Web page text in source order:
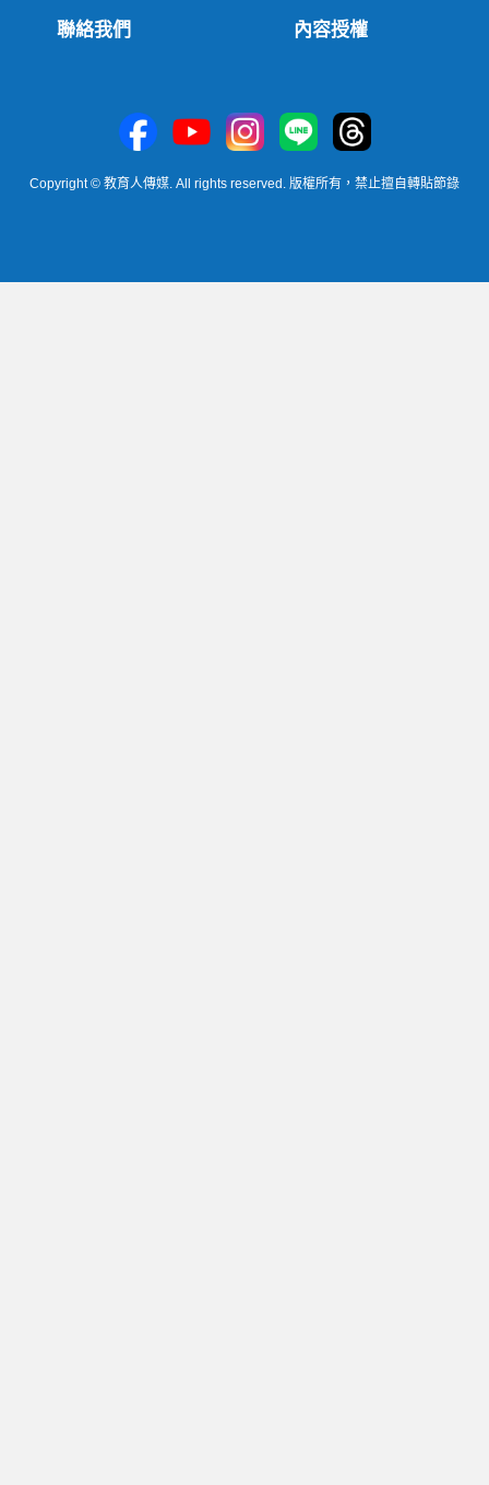
聯絡我們 內容授權
Copyright © 教育人傳媒. All rights reserved. 版權所有，禁止擅自轉貼節錄